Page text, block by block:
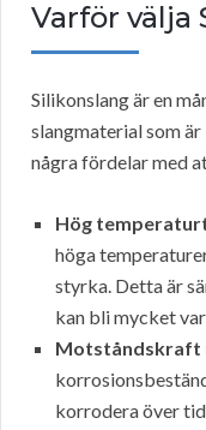
Varför välja
Silikonslang är en
slangmaterial som
några fördelar med
Hög
höga
styrka. Detta är
kan bli mycket
Motståndskraft
korrodera över